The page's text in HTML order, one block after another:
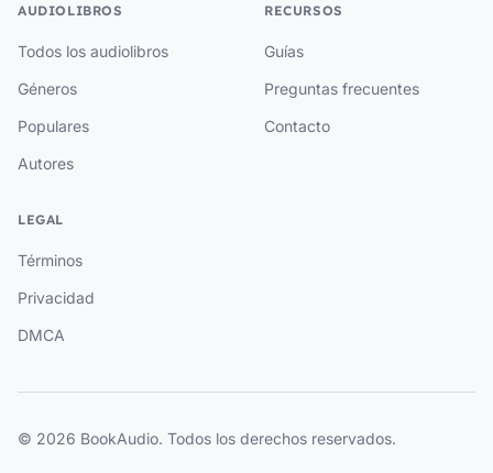
AUDIOLIBROS
Todos los audiolibros
Géneros
Populares
Autores
RECURSOS
Guías
Preguntas frecuentes
Contacto
LEGAL
Términos
Privacidad
DMCA
© 2026 BookAudio. Todos los derechos reservados.